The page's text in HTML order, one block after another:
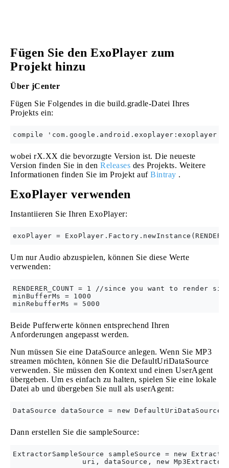
Fügen Sie den ExoPlayer zum
Projekt hinzu
Über jCenter
Fügen Sie Folgendes in die build.gradle-Datei Ihres
Projekts ein:
wobei rX.XX die bevorzugte Version ist. Die neueste
Version finden Sie in den Releases des Projekts. Weitere
Informationen finden Sie im Projekt auf Bintray .
ExoPlayer verwenden
Instantiieren Sie Ihren ExoPlayer:
Um nur Audio abzuspielen, können Sie diese Werte
verwenden:
RENDERER_COUNT = 1 //since you want to render
minBufferMs = 1000
Beide Pufferwerte können entsprechend Ihren
Anforderungen angepasst werden.
Nun müssen Sie eine DataSource anlegen. Wenn Sie MP3
streamen möchten, können Sie die DefaultUriDataSource
verwenden. Sie müssen den Kontext und einen UserAgent
übergeben. Um es einfach zu halten, spielen Sie eine lokale
Datei ab und übergeben Sie null als userAgent:
Dann erstellen Sie die sampleSource:
ExtractorSampleSource sampleSource = new